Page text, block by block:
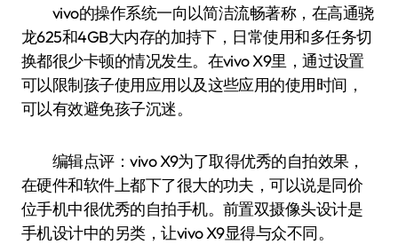
vivo的操作系统一向以简洁流畅著称，在高通骁
龙625和4GB大内存的加持下，日常使用和多任务切
换都很少卡顿的情况发生。在vivo X9里，通过设置
可以限制孩子使用应用以及这些应用的使用时间，
可以有效避免孩子沉迷。
编辑点评：vivo X9为了取得优秀的自拍效果，
在硬件和软件上都下了很大的功夫，可以说是同价
位手机中很优秀的自拍手机。前置双摄像头设计是
手机设计中的另类，让vivo X9显得与众不同。